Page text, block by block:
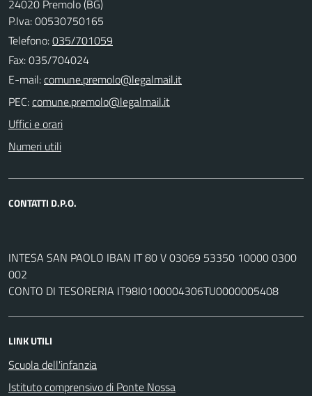
24020 Premolo (BG)
P.Iva: 00530750165
Telefono:035/701059
Fax: 035/704024
E-mail:
PEC:
Uffici e orari
Numeri utili
CONTATTI D.P.O.
INTESA SAN PAOLO IBAN IT 80 V 03069 53350 10000 0300
002
CONTO DI TESORERIA IT98I0100004306TU0000005408
LINK UTILI
Scuola dell'infanzia
Istituto comprensivo di Ponte Nossa